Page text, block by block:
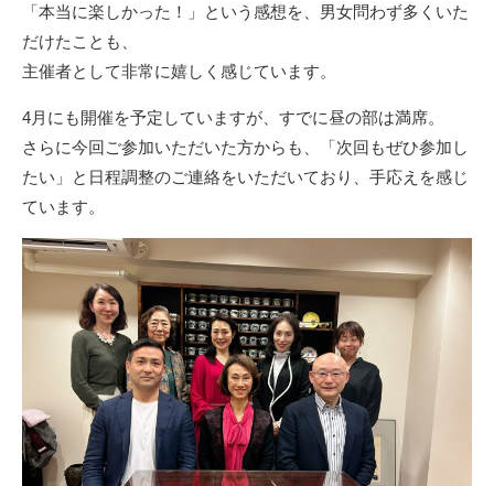
「本当に楽しかった！」という感想を、男女問わず多くいた
だけたことも、
主催者として非常に嬉しく感じています。
4月にも開催を予定していますが、すでに昼の部は満席。
さらに今回ご参加いただいた方からも、「次回もぜひ参加し
たい」と日程調整のご連絡をいただいており、手応えを感じ
ています。